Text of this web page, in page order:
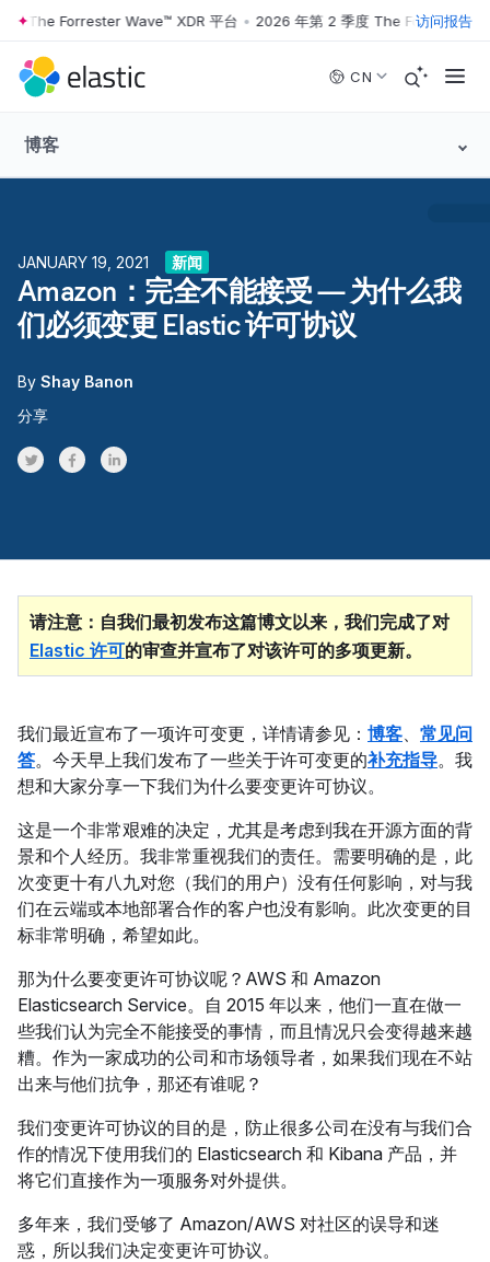
Skip to main content
The Forrester Wave™ XDR 平台 • 2026 年第 2 季度 The Forrester
访问报告
CN
博客
JANUARY 19, 2021 新闻
Amazon：完全不能接受 — 为什么我
们必须变更 Elastic 许可协议
By Shay Banon
分享
Share on Twitter
Share on Facebook
Share on LinkedInr
请注意：自我们最初发布这篇博文以来，我们完成了对
Elastic 许可的审查并宣布了对该许可的多项更新。
我们最近宣布了一项许可变更，详情请参见： 博客、 常见问
答。今天早上我们发布了一些关于许可变更的补充指导。我
想和大家分享一下我们为什么要变更许可协议。
这是一个非常艰难的决定，尤其是考虑到我在开源方面的背
景和个人经历。我非常重视我们的责任。需要明确的是，此
次变更十有八九对您（我们的用户）没有任何影响，对与我
们在云端或本地部署合作的客户也没有影响。此次变更的目
标非常明确，希望如此。
那为什么要变更许可协议呢？AWS 和 Amazon
Elasticsearch Service。自 2015 年以来，他们一直在做一
些我们认为完全不能接受的事情，而且情况只会变得越来越
糟。作为一家成功的公司和市场领导者，如果我们现在不站
出来与他们抗争，那还有谁呢？
我们变更许可协议的目的是，防止很多公司在没有与我们合
作的情况下使用我们的 Elasticsearch 和 Kibana 产品，并
将它们直接作为一项服务对外提供。
多年来，我们受够了 Amazon/AWS 对社区的误导和迷
惑，所以我们决定变更许可协议。